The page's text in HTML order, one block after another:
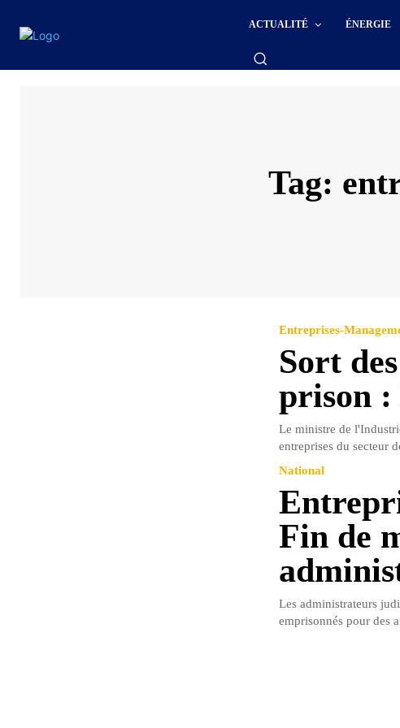
ACTUALITÉ ÉNERGIE
Tag:
Entreprises-
Sort
prison :
Le ministre de
entreprises du secteur
National
Fin de
Les administrateurs
emprisonnés pour des